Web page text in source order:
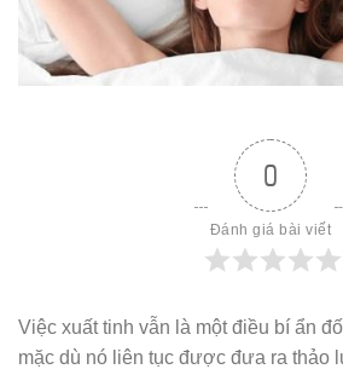
0
Đánh giá bài viết
Việc xuất tinh vẫn là một điều bí ẩn
mặc dù nó liên tục được đưa ra thảo